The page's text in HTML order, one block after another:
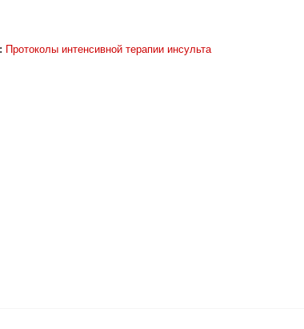
Протоколы интенсивной терапии инсульта